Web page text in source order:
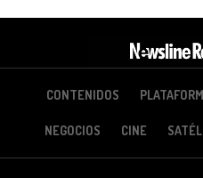
CONTENIDOS
NEGOCIOS CINE